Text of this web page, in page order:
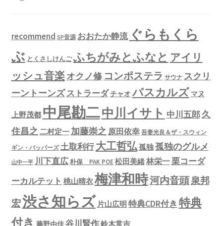
recommend SP音源 おおたか静流 ぐらもくら
ぶ とくさしけんご ふちがみとふなと アイリ
ッシュ音楽オクノ修 コンポステラ サウナ スクリ
ーントーンズストラーダチャオ パスカルズ マヌ
上野茂都 中尾勘二中川イサト 中川五郎久
住昌之 二村定一 加藤崇之 原田依幸 吾妻光良＆ザ・スウィン
ギン・バッパーズ 土取利行大工哲弘孤独孤独のグルメ
山中一平 川下直広 朴保 PAK POE 松田美緒林栄一栗コーダ
ーカルテット 桃山晴衣梅津和時河内音頭泉邦
宏渋さ知らズ 片山広明 特典CDR付き 特典
付き 藤野由佳谷川賢作鈴木常吉